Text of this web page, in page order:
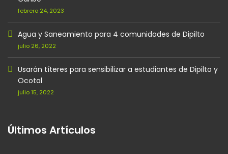
febrero 24, 2023
Agua y Saneamiento para 4 comunidades de Dipilto
julio 26, 2022
Usarán títeres para sensibilizar a estudiantes de Dipilto y
Ocotal
julio 15, 2022
Últimos Artículos